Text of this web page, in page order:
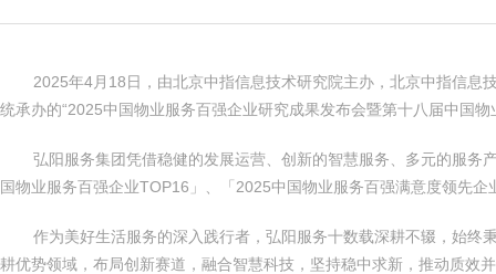
2025年4月18日，由北京中指信息技术研究院主办，北京中指信息
统承办的“2025中国物业服务百强企业研究成果发布会暨第十八届中国
弘阳服务集团凭借稳健的发展运营、创新的智慧服务、多元的服务
国物业服务百强企业TOP16」、「2025中国物业服务百强满意度领先企
作为美好生活服务的深入践行者，弘阳服务十数载深耕不辍，始终
耕优势领域，布局创新赛道，融合智慧科技，坚持稳中求新，推动质效